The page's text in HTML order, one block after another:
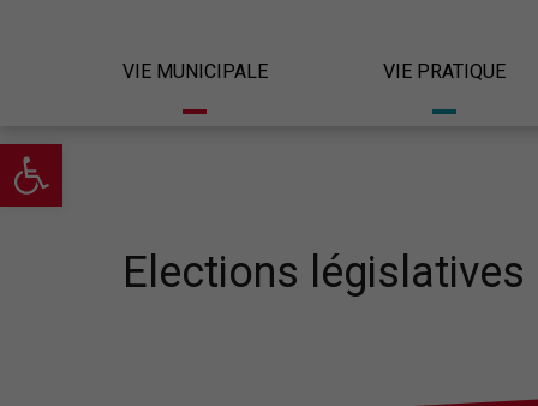
Ouvrir la barre d’outils
VIE MUNICIPALE VIE PRATIQUE
Elections législatives